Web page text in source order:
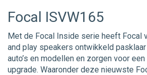
Focal ISVW165
Met de Focal Inside serie heeft Focal
and play speakers ontwikkeld
auto’s en modellen en zorgen voor
upgrade. Waaronder deze nieuwste